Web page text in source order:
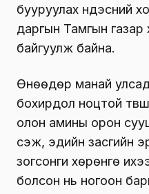
бууруулах үндэсний
даргын Тамгын газар
байгуулж байна.
Өнөөдөр манай
бохирдол ноцтой
олон амины орон
үүсэж, эдийн засгийн
зогсонги хөрөнгө
болсон нь ногоон